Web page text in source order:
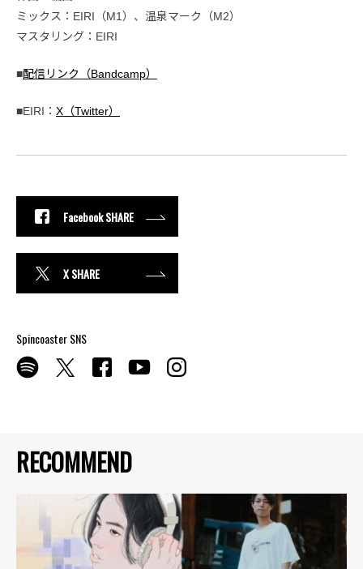
RECOMMEND
ミックス：EIRI（M1）、温泉マーク（M2）
マスタリング：EIRI
■配信リンク（Bandcamp）
■EIRI： X（Twitter）
Facebook SHARE
X SHARE
Spincoaster SNS